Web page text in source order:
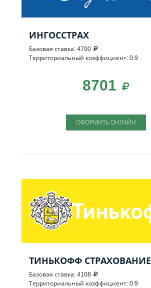
ИНГОССТРАХ
Базовая ставка: 4700
Территориальный коэффициент: 0.9
8701
ОФОРМИТЬ ОНЛАЙН
ТИНЬКОФФ СТРАХОВАНИЕ
Базовая ставка: 4108
Территориальный коэффициент: 0.9